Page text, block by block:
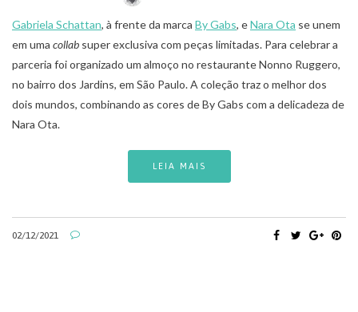
Gabriela Schattan, à frente da marca By Gabs, eNara Ota se unem
em uma collab super exclusiva com peças limitadas. Para celebrar a
parceria foi organizado um almoço no restaurante Nonno Ruggero,
no bairro dos Jardins, em São Paulo. A coleção traz o melhor dos
dois mundos, combinando as cores de By Gabs com a delicadeza de
Nara Ota.
LEIA MAIS
02/12/2021